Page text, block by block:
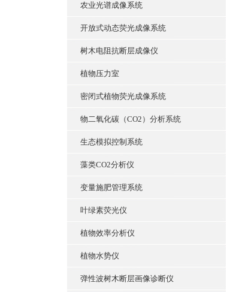
农业光谱成像系统
开放式动态荧光成像系统
树木电阻抗断层成像仪
植物压力室
密闭式植物荧光成像系统
物二氧化碳（CO2）分析系统
生态模拟控制系统
藻类CO2分析仪
变量施肥管理系统
叶绿素荧光仪
植物效率分析仪
植物水势仪
弹性波树木断层画像诊断仪